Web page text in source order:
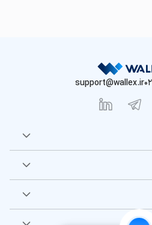
support@wallex.ir